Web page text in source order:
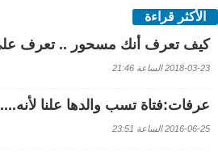
الأكثر قراءة
كيف تعرف أنك مسحور .. تعرف
2018-03-23 الساعة 21:46
عرفات:فتاة تسب والدها علنا لأنه....
2016-06-25 الساعة 23:51